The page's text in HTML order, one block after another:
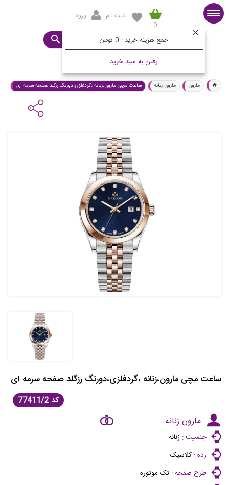
0
جمع هزینه خرید :
رفتن به سبد خرید
ثبت نام ورود
ساعت مورد نظرتان چیست؟
مارون مارون زنانه ساعت مچی مارون،زنانه ،گردفلزی،دورنگ رزگلد صفحه سرمه ای
ساعت مچی مارون،زنانه ،گردفلزی،دورنگ رزگلد صفحه سرمه ای
کد
مارون زنانه
جنسیت : زنانه
رده : کلاسیک
طرح صفحه : تک موتوره